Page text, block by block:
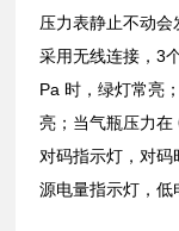
压力表静止不动会
采用无线连接，3
Pa 时，绿灯常亮
亮；当气瓶压力
对码指示灯，对
源电量指示灯，